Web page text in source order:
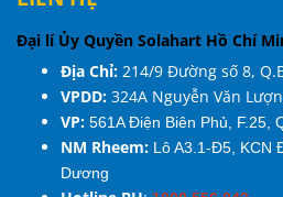
Đại lí Ủy Quyền Solahart Hồ Chí
Địa Chỉ: 214/9 Đường số 8,
VPDD: 324A Nguyễn Văn
VP: 561A Điện Biên Phủ, F.25,
NM Rheem: Lô A3.1-Đ5, KCN
Dương